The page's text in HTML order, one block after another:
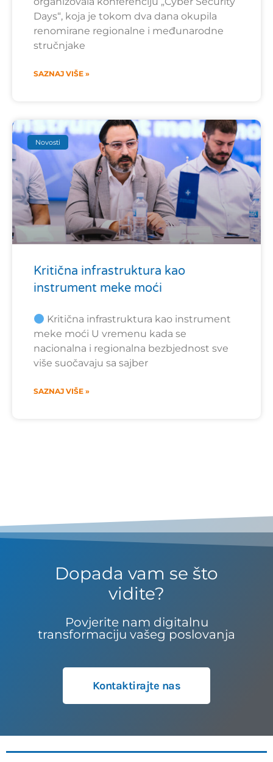
Days“, koja je tokom dva dana okupila
renomirane regionalne i međunarodne
stručnjake
SAZNAJ VIŠE »
Novosti
Kritična infrastruktura kao
instrument meke moći
Kritična infrastruktura kao instrument
meke moći U vremenu kada se
nacionalna i regionalna bezbjednost sve
više suočavaju sa sajber
SAZNAJ VIŠE »
Dopada vam se što
vidite?
Povjerite nam digitalnu
transformaciju vašeg poslovanja
Kontaktirajte nas